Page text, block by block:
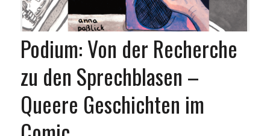
Podium: Von der Recherche
zu den Sprechblasen –
Queere Geschichten im